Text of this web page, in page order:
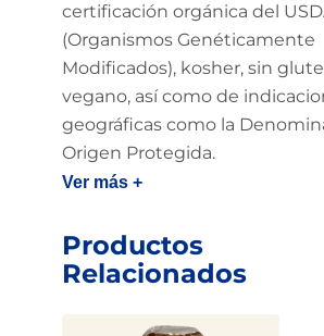
certificación orgánica del
(Organismos Genéticamente
Modificados), kosher, sin
vegano, así como de
geográficas como la
Origen Protegida.
Ver más +
Productos
Relacionados